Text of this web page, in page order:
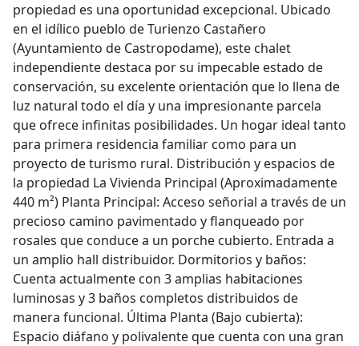
propiedad es una oportunidad excepcional. Ubicado
en el idílico pueblo de Turienzo Castañero
(Ayuntamiento de Castropodame), este chalet
independiente destaca por su impecable estado de
conservación, su excelente orientación que lo llena de
luz natural todo el día y una impresionante parcela
que ofrece infinitas posibilidades. Un hogar ideal tanto
para primera residencia familiar como para un
proyecto de turismo rural. Distribución y espacios de
la propiedad La Vivienda Principal (Aproximadamente
440 m²) Planta Principal: Acceso señorial a través de un
precioso camino pavimentado y flanqueado por
rosales que conduce a un porche cubierto. Entrada a
un amplio hall distribuidor. Dormitorios y baños:
Cuenta actualmente con 3 amplias habitaciones
luminosas y 3 baños completos distribuidos de
manera funcional. Última Planta (Bajo cubierta):
Espacio diáfano y polivalente que cuenta con una gran